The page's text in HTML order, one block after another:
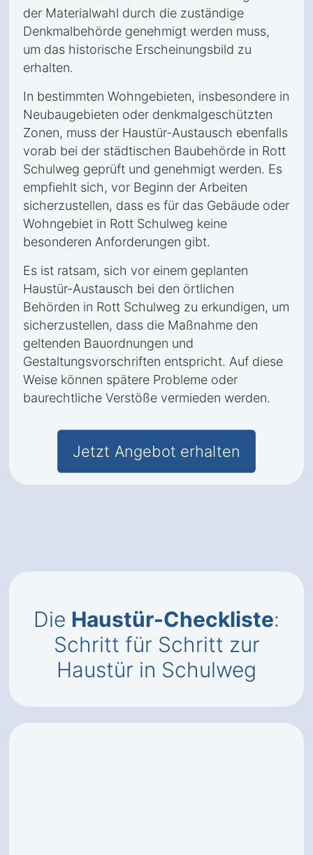
der Materialwahl durch die zuständige
Denkmalbehörde genehmigt werden muss,
um das historische Erscheinungsbild zu
erhalten.
In bestimmten Wohngebieten, insbesondere in
Neubaugebieten oder denkmalgeschützten
Zonen, muss der Haustür-Austausch ebenfalls
vorab bei der städtischen Baubehörde in Rott
Schulweg geprüft und genehmigt werden. Es
empfiehlt sich, vor Beginn der Arbeiten
sicherzustellen, dass es für das Gebäude oder
Wohngebiet in Rott Schulweg keine
besonderen Anforderungen gibt.
Es ist ratsam, sich vor einem geplanten
Haustür-Austausch bei den örtlichen
Behörden in Rott Schulweg zu erkundigen, um
sicherzustellen, dass die Maßnahme den
geltenden Bauordnungen und
Gestaltungsvorschriften entspricht. Auf diese
Weise können spätere Probleme oder
baurechtliche Verstöße vermieden werden.
Jetzt Angebot erhalten
Die Haustür-Checkliste:
Schritt für Schritt zur
Haustür in Schulweg